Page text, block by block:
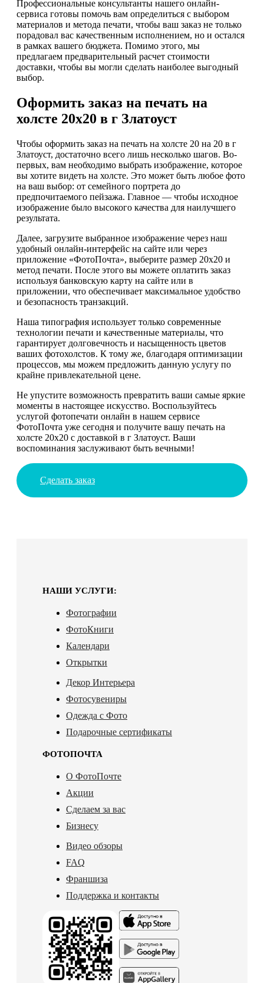
Профессиональные консультанты нашего онлайн-
сервиса готовы помочь вам определиться с выбором
материалов и метода печати, чтобы ваш заказ не только
порадовал вас качественным исполнением, но и остался
в рамках вашего бюджета. Помимо этого, мы
предлагаем предварительный расчет стоимости
доставки, чтобы вы могли сделать наиболее выгодный
выбор.
Оформить заказ на печать на
холсте 20х20 в г Златоуст
Чтобы оформить заказ на печать на холсте 20 на 20 в г
Златоуст, достаточно всего лишь несколько шагов. Во-
первых, вам необходимо выбрать изображение, которое
вы хотите видеть на холсте. Это может быть любое фото
на ваш выбор: от семейного портрета до
предпочитаемого пейзажа. Главное — чтобы исходное
изображение было высокого качества для наилучшего
результата.
Далее, загрузите выбранное изображение через наш
удобный онлайн-интерфейс на сайте или через
приложение «ФотоПочта», выберите размер 20х20 и
метод печати. После этого вы можете оплатить заказ
используя банковскую карту на сайте или в
приложении, что обеспечивает максимальное удобство
и безопасность транзакций.
Наша типография использует только современные
технологии печати и качественные материалы, что
гарантирует долговечность и насыщенность цветов
ваших фотохолстов. К тому же, благодаря оптимизации
процессов, мы можем предложить данную услугу по
крайне привлекательной цене.
Не упустите возможность превратить ваши самые яркие
моменты в настоящее искусство. Воспользуйтесь
услугой фотопечати онлайн в нашем сервисе
ФотоПочта уже сегодня и получите вашу печать на
холсте 20х20 с доставкой в г Златоуст. Ваши
воспоминания заслуживают быть вечными!
Сделать заказ
НАШИ УСЛУГИ:
Фотографии
ФотоКниги
Календари
Открытки
Декор Интерьера
Фотосувениры
Одежда с Фото
Подарочные сертификаты
ФОТОПОЧТА
О ФотоПочте
Акции
Сделаем за вас
Бизнесу
Видео обзоры
FAQ
Франшиза
Поддержка и контакты